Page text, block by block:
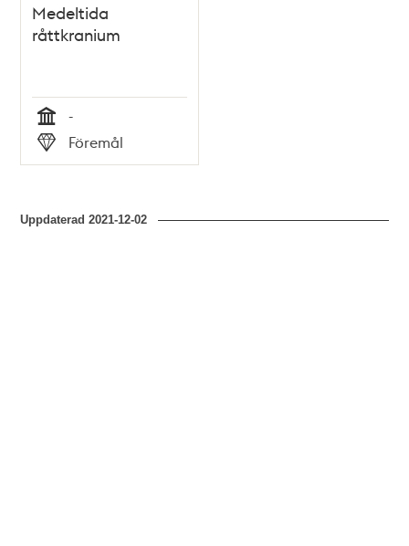
Medeltida
råttkranium
Tid
-
Typ
Föremål
Uppdaterad2021-12-02